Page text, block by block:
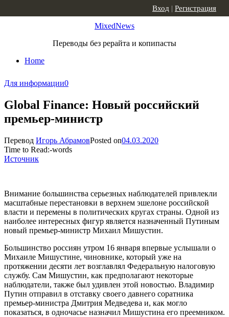
MixedNews
Переводы без рерайта и копипасты
Home
Вход | Регистрация
Для информации0
Global Finance: Новый российский
премьер-министр
Перевод Игорь АбрамовPosted on04.03.2020
Time to Read:-words
Источник
Внимание большинства серьезных наблюдателей привлекли
масштабные перестановки в верхнем эшелоне российской
власти и перемены в политических кругах страны. Одной из
наиболее интересных фигур является назначенный Путиным
новый премьер-министр Михаил Мишустин.
Большинство россиян утром 16 января впервые услышали о
Михаиле Мишустине, чиновнике, который уже на
протяжении десяти лет возглавлял Федеральную налоговую
службу. Сам Мишустин, как предполагают некоторые
наблюдатели, также был удивлен этой новостью. Владимир
Путин отправил в отставку своего давнего соратника
премьер-министра Дмитрия Медведева и, как могло
показаться, в одночасье назначил Мишустина его преемником.